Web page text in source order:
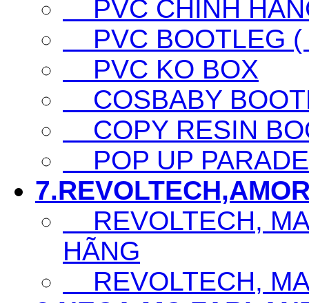
PVC CHÍNH
PVC BOOTLEG (
PVC KO BOX
COSBABY
COPY RESIN
POP UP PARADE
REVOLTECH,
HÃNG
REVOLTECH,